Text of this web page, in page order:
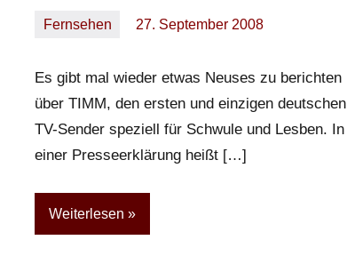
Fernsehen
27. September 2008
Es gibt mal wieder etwas Neuses zu berichten
über TIMM, den ersten und einzigen deutschen
TV-Sender speziell für Schwule und Lesben. In
einer Presseerklärung heißt […]
Weiterlesen